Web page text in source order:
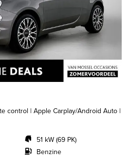
control | Apple Carplay/Android Auto |
51 kW (69 PK)
Benzine